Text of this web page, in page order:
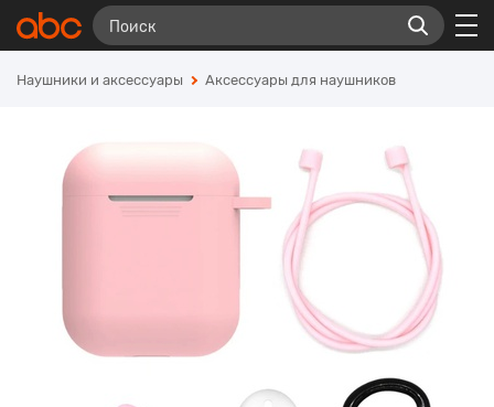
Наушники и аксессуары Аксессуары для наушников